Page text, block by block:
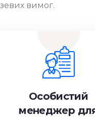
вимог.
Особистий
менеджер